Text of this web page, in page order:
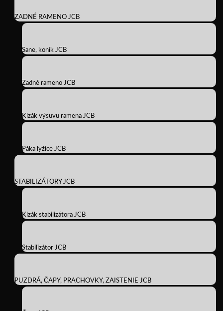
ZADNÉ RAMENO JCB
Sane, koník JCB
Zadné rameno JCB
Klzák výsuvu ramena JCB
Páka lyžice JCB
STABILIZÁTORY JCB
Klzák stabilizátora JCB
Stabilizátor JCB
PUZDRÁ, ČAPY, PRACHOVKY, ZAISTENIE JCB